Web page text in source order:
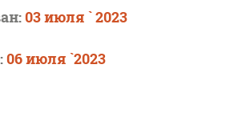
03 июля ` 2023
06 июля `2023